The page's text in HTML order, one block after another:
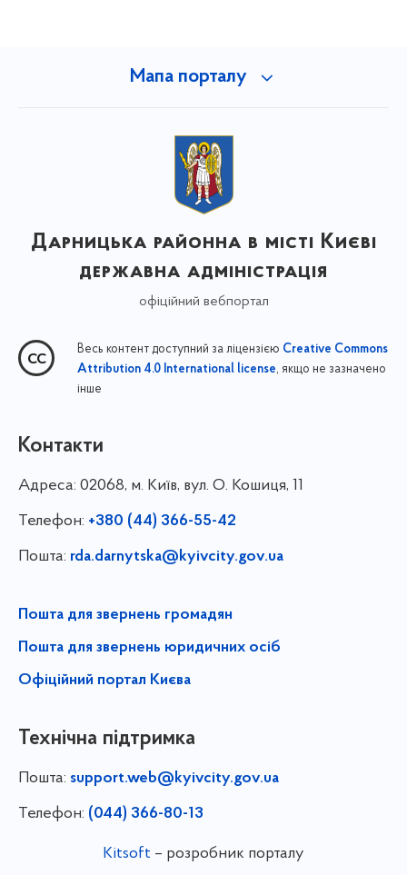
Мапа порталу
Дарницька районна в місті Києві
державна адміністрація
офіційний вебпортал
Весь контент доступний за ліцензією Creative Commons
Attribution 4.0 International license, якщо не зазначено
інше
Контакти
Адреса: 02068, м. Київ, вул. О. Кошиця, 11
Телефон: +380 (44) 366-55-42
Пошта: rda.darnytska@kyivcity.gov.ua
Пошта для звернень громадян
Пошта для звернень юридичних осіб
Офіційний портал Києва
Технічна підтримка
Пошта: support.web@kyivcity.gov.ua
Телефон: (044) 366-80-13
Kitsoft – розробник порталу